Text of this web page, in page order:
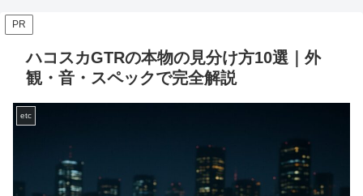
PR
ハコスカGTRの本物の見分け方10選｜外
観・音・スペックで完全解説
etc